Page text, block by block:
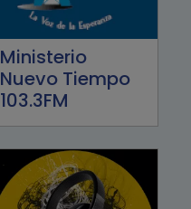
Ministerio
Nuevo Tiempo
103.3FM